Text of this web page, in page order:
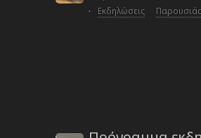
· Εκδηλώσεις